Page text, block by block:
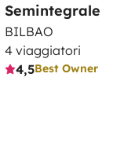
Semintegrale
BILBAO
4 viaggiatori
4,5Best Owner